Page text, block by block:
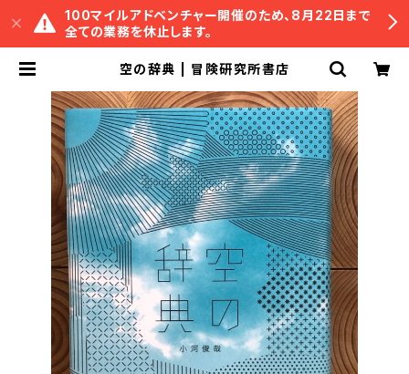
100マイルアドベンチャー開催のため、8月22日まで
全ての業務を休止します。
空の辞典 | 冒険研究所書店